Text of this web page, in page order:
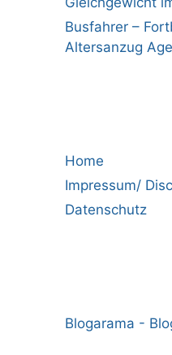
Busfahrer –
Altersanzug
Home
Impressum/
Datenschutz
Blogarama -